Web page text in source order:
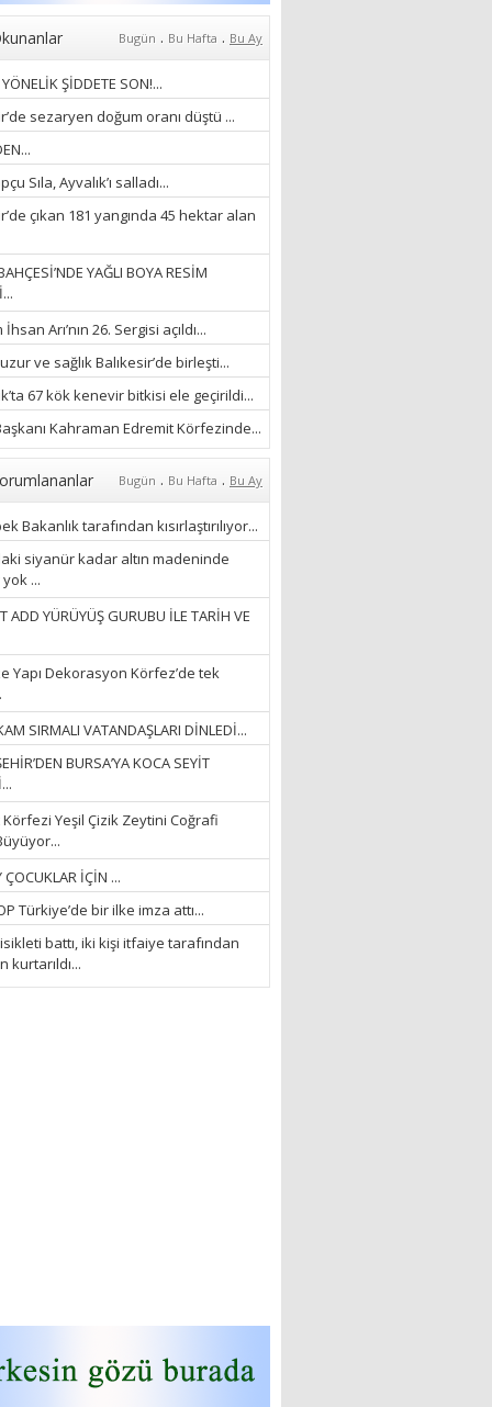
MUSTAFA KEMALİN
KAĞNISI
07/04/2026
Mehmet Çağ
“BEDEN VE RUH
BÜTÜNLÜĞÜ...”
18/03/2023
İlknur Solmaz Çoban
“DOĞANIN GÜLEÇ
YAĞMURLARINI
ÖZLERKEN…”
23/11/2025
Fatma Aker
“Ne çok şey oldu
unutulmaması gereken”
28/01/2024
“AKIL GÖZÜ”
13/03/2026
“KURTULDUM”
Bugün . Bu Hafta . Bu Ay
ŞİDDETE SON!...
sezaryen doğum oranı düştü ...
Sıla, Ayvalık’ı salladı...
çıkan 181 yangında 45 hektar alan
YAĞLI BOYA RESİM
Arı’nın 26. Sergisi açıldı...
ve sağlık Balıkesir’de birleşti...
67 kök kenevir bitkisi ele geçirildi...
Kahraman Edremit Körfezinde...
Bugün . Bu Hafta . Bu Ay
Bakanlık tarafından kısırlaştırılıyor...
siyanür kadar altın madeninde
...
ADD YÜRÜYÜŞ GURUBU İLE TARİH VE
Yapı Dekorasyon Körfez’de tek
SIRMALI VATANDAŞLARI DİNLEDİ...
BURSA’YA KOCA SEYİT
Yeşil Çizik Zeytini Coğrafi
ÇOCUKLAR İÇİN ...
Türkiye’de bir ilke imza attı...
battı, iki kişi itfaiye tarafından
kurtarıldı...